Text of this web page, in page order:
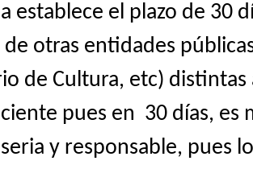
establece el plazo de 30
otras entidades públicas
de Cultura, etc) distintas
pues en 30 días,
y responsable, pues